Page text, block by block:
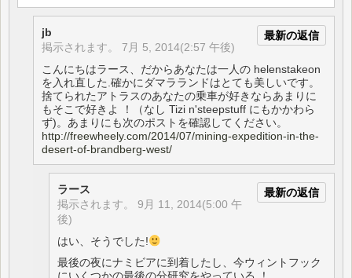
最新の返信
jb
掲示されます。 7月 5, 2014(2:57 午後)
こんにちはラース、だからあなたは一人の helenstakeon
を入れ直した.確かにダマラランドはとても美しいです。
捨てられたアトラスのあなたの乗車が好きならあまりに
もそこで好きよ ！（なし Tizi n'steepstuff にもかかわら
ず)。あまりにも次のポストを確認してください。
http://freewheely.com/2014/07/mining-expedition-in-the-
desert-of-brandberg-west/
最新の返信
ラース
掲示されます。 9月 11, 2014(5:00 午
後)
はい、そうでした!
最後の夜にナミビアに到着したし、今ウィントフック